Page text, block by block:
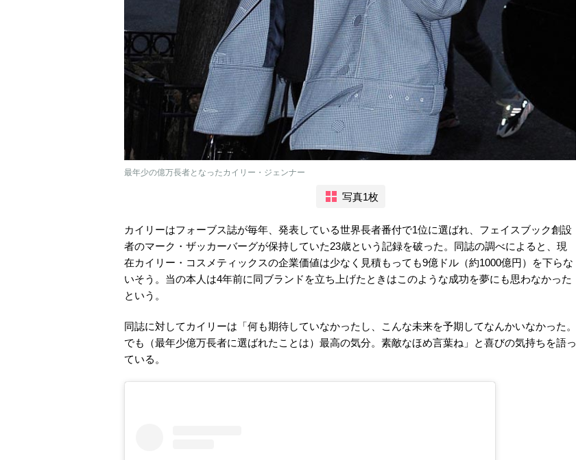
最年少の億万長者となったカイリー・ジェンナー
写真1枚
カイリーはフォーブス誌が毎年、発表している世界長者番付で1位に選ばれ、フェイスブック創設
者のマーク・ザッカーバーグが保持していた23歳という記録を破った。同誌の調べによると、現
在カイリー・コスメティックスの企業価値は少なく見積もっても9億ドル（約1000億円）を下らな
いそう。当の本人は4年前に同ブランドを立ち上げたときはこのような成功を夢にも思わなかった
という。
同誌に対してカイリーは「何も期待していなかったし、こんな未来を予期してなんかいなかった。
でも（最年少億万長者に選ばれたことは）最高の気分。素敵なほめ言葉ね」と喜びの気持ちを語っ
ている。